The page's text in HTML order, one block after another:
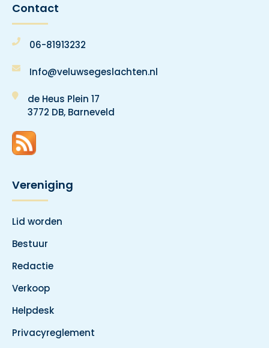
Contact
06-81913232
Info@veluwsegeslachten.nl
de Heus Plein 17
3772 DB, Barneveld
Vereniging
Lid worden
Bestuur
Redactie
Verkoop
Helpdesk
Privacyreglement